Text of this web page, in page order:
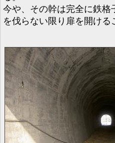
今や、その幹は完全に鉄
を伐らない限り扉を開け